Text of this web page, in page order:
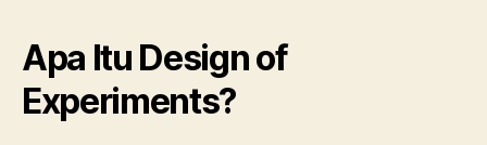
Apa Itu Design of
Experiments?